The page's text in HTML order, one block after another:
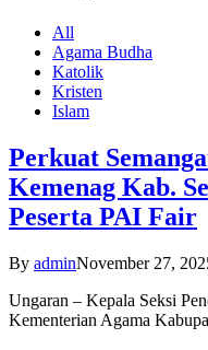
All
Agama Budha
Katolik
Kristen
Islam
Perkuat
Kemenag Kab.
Peserta PAI Fair
By adminNovember 27,
Ungaran – Kepala Seksi
Kementerian Agama